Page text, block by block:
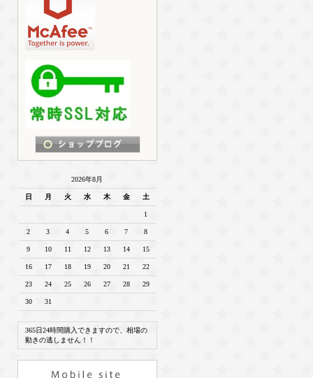
2026年8月
日 月 火 水 木 金 土
1
2 3 4 5 6 7 8
9 10 11 12 13 14 15
16 17 18 19 20 21 22
23 24 25 26 27 28 29
30 31
365日24時間購入できますので、相場の
動きの逃しません！！